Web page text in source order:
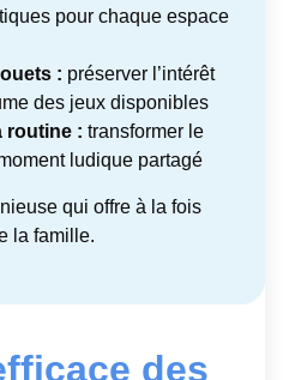
pour chaque espace
: préserver l’intérêt
des jeux disponibles
routine : transformer le
ludique partagé
qui offre à la fois
la famille.
des